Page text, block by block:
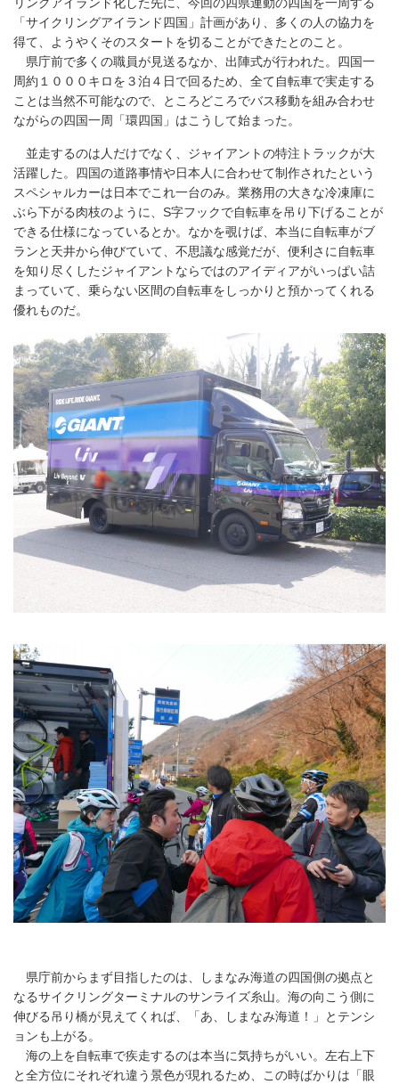
リングアイランド化した先に、今回の四県連動の四国を一周する
「サイクリングアイランド四国」計画があり、多くの人の協力を
得て、ようやくそのスタートを切ることができたとのこと。
県庁前で多くの職員が見送るなか、出陣式が行われた。四国一
周約１０００キロを３泊４日で回るため、全て自転車で実走する
ことは当然不可能なので、ところどころでバス移動を組み合わせ
ながらの四国一周「環四国」はこうして始まった。
並走するのは人だけでなく、ジャイアントの特注トラックが大
活躍した。四国の道路事情や日本人に合わせて制作されたという
スペシャルカーは日本でこれ一台のみ。業務用の大きな冷凍庫に
ぶら下がる肉枝のように、S字フックで自転車を吊り下げることが
できる仕様になっているとか。なかを覗けば、本当に自転車がブ
ランと天井から伸びていて、不思議な感覚だが、便利さに自転車
を知り尽くしたジャイアントならではのアイディアがいっぱい詰
まっていて、乗らない区間の自転車をしっかりと預かってくれる
優れものだ。
県庁前からまず目指したのは、しまなみ海道の四国側の拠点と
なるサイクリングターミナルのサンライズ糸山。海の向こう側に
伸びる吊り橋が見えてくれば、「あ、しまなみ海道！」とテンシ
ョンも上がる。
海の上を自転車で疾走するのは本当に気持ちがいい。左右上下
と全方位にそれぞれ違う景色が現れるため、この時ばかりは「眼